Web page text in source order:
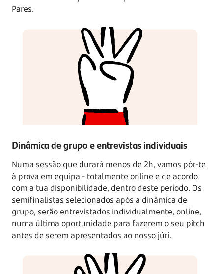
Pares.
Dinâmica de grupo e entrevistas individuais
Numa sessão que durará menos de 2h, vamos pôr-te
à prova em equipa - totalmente online e de acordo
com a tua disponibilidade, dentro deste período. Os
semifinalistas selecionados após a dinâmica de
grupo, serão entrevistados individualmente, online,
numa última oportunidade para fazerem o seu pitch
antes de serem apresentados ao nosso júri.